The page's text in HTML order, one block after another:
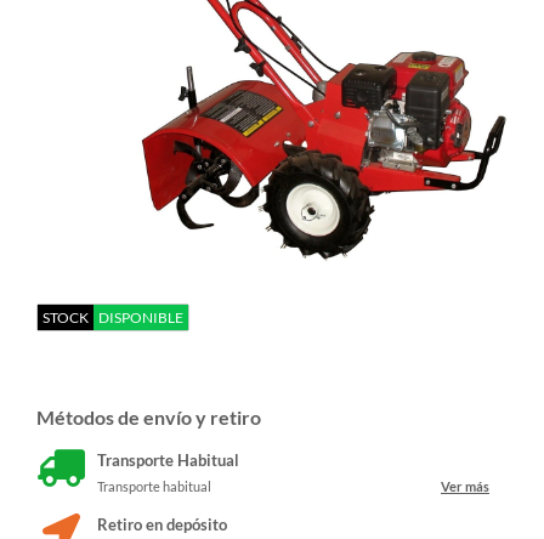
STOCK DISPONIBLE
Métodos de envío y retiro
Transporte Habitual
Transporte habitual Ver más
Retiro en depósito